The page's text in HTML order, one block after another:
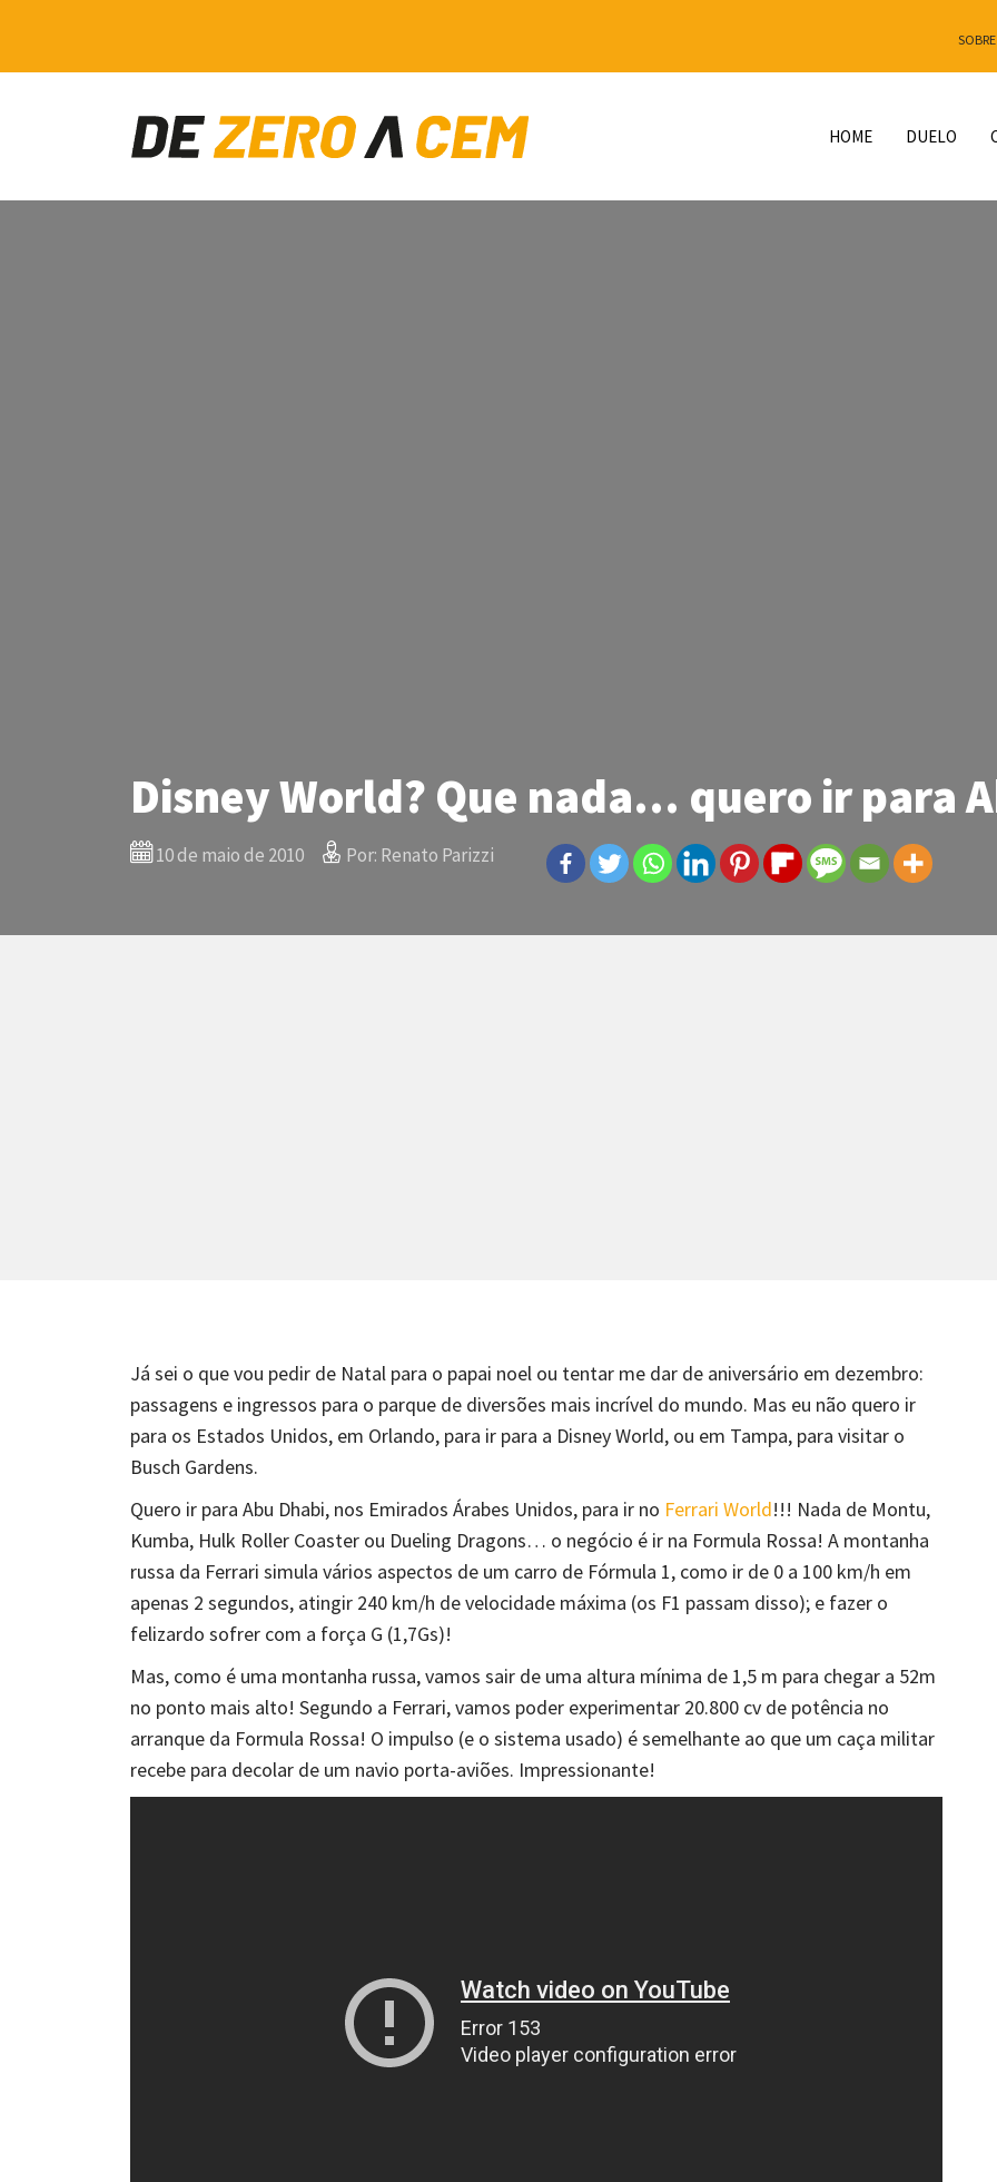
SOBRE
Main Navigation HOME DUELO
Disney World? Que nada… quero ir para
10 de maio de 2010 Por: Renato Parizzi
Já sei o que vou pedir de Natal para o papai noel ou tentar me dar de aniversário em dezembro:
passagens e ingressos para o parque de diversões mais incrível do mundo. Mas eu não quero ir
para os Estados Unidos, em Orlando, para ir para a Disney World, ou em Tampa, para visitar o
Busch Gardens.
Quero ir para Abu Dhabi, nos Emirados Árabes Unidos, para ir no Ferrari World!!! Nada de Montu,
Kumba, Hulk Roller Coaster ou Dueling Dragons… o negócio é ir na Formula Rossa! A montanha
russa da Ferrari simula vários aspectos de um carro de Fórmula 1, como ir de 0 a 100 km/h em
apenas 2 segundos, atingir 240 km/h de velocidade máxima (os F1 passam disso); e fazer o
felizardo sofrer com a força G (1,7Gs)!
Mas, como é uma montanha russa, vamos sair de uma altura mínima de 1,5 m para chegar a 52m
no ponto mais alto! Segundo a Ferrari, vamos poder experimentar 20.800 cv de potência no
arranque da Formula Rossa! O impulso (e o sistema usado) é semelhante ao que um caça militar
recebe para decolar de um navio porta-aviões. Impressionante!